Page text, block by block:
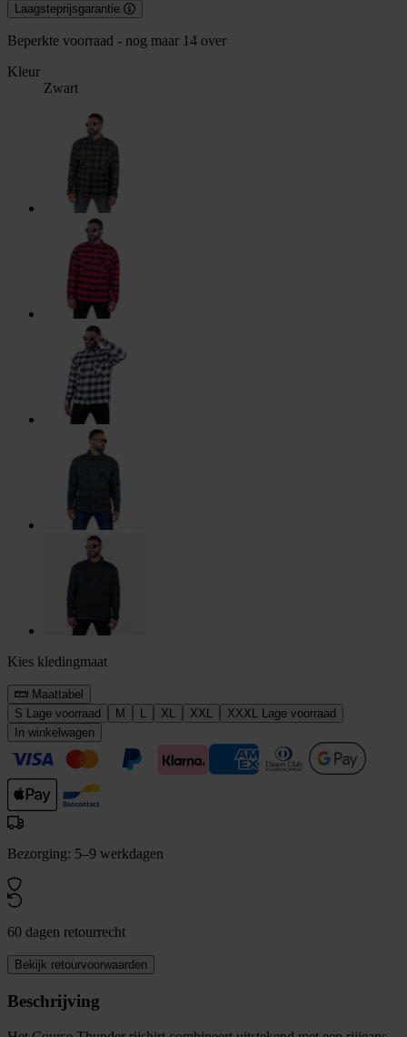
Laagsteprijsgarantie
Beperkte voorraad - nog maar 14 over
Kleur
Zwart
Kies kledingmaat
Maattabel
S Lage voorraad M L XL XXL XXXL Lage voorraad
In winkelwagen
Bezorging: 5–9 werkdagen
60 dagen retourrecht
Bekijk retourvoorwaarden
Beschrijving